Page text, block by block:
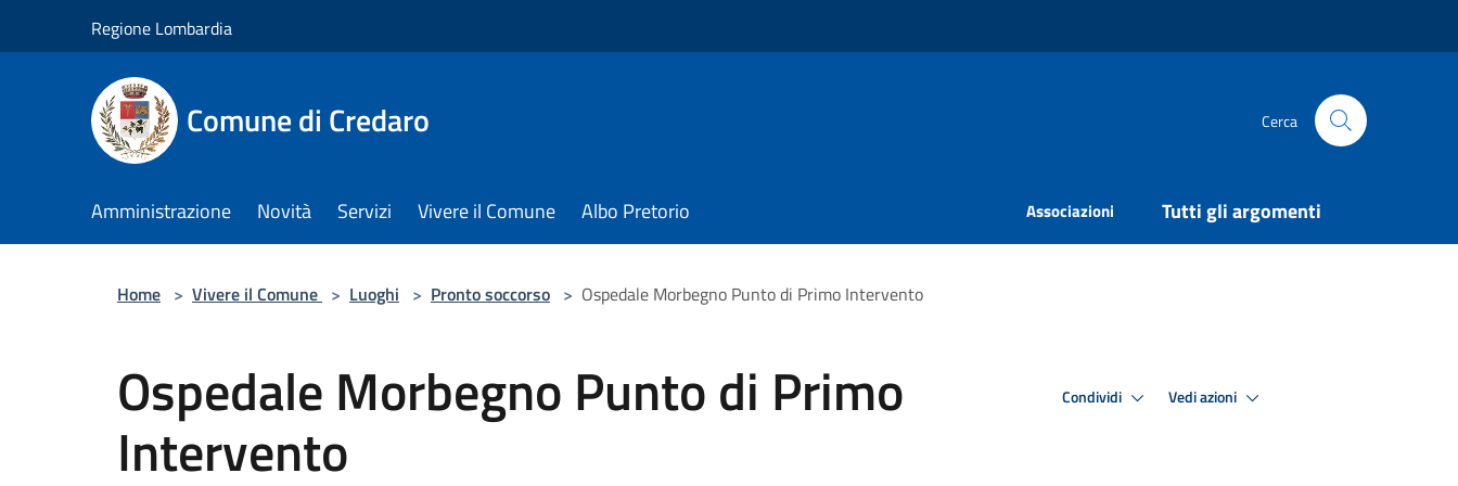
Regione Lombardia
Comune di Credaro Cerca
Amministrazione Novità Servizi Vivere il Comune Albo Pretorio Associazioni Tutti gli argomenti
Home > Vivere il Comune > Luoghi > Pronto soccorso > Ospedale Morbegno Punto di Primo Intervento
Ospedale Morbegno Punto di Primo
Intervento
Condividi Vedi azioni